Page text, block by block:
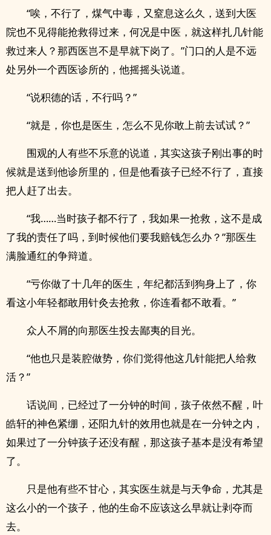
“唉，不行了，煤气中毒，又窒息这么久，送到大医
院也不见得能抢救得过来，何况是中医，就这样扎几针能
救过来人？那西医岂不是早就下岗了。”门口的人是不远
处另外一个西医诊所的，他摇摇头说道。
“说积德的话，不行吗？”
“就是，你也是医生，怎么不见你敢上前去试试？”
围观的人有些不乐意的说道，其实这孩子刚出事的时
候就是送到他诊所里的，但是他看孩子已经不行了，直接
把人赶了出去。
“我……当时孩子都不行了，我如果一抢救，这不是成
了我的责任了吗，到时候他们要我赔钱怎么办？”那医生
满脸通红的争辩道。
“亏你做了十几年的医生，年纪都活到狗身上了，你
看这小年轻都敢用针灸去抢救，你连看都不敢看。”
众人不屑的向那医生投去鄙夷的目光。
“他也只是装腔做势，你们觉得他这几针能把人给救
活？”
话说间，已经过了一分钟的时间，孩子依然不醒，叶
皓轩的神色紧绷，还阳九针的效用也就是在一分钟之内，
如果过了一分钟孩子还没有醒，那这孩子基本是没有希望
了。
只是他有些不甘心，其实医生就是与天争命，尤其是
这么小的一个孩子，他的生命不应该这么早就让剥夺而
去。